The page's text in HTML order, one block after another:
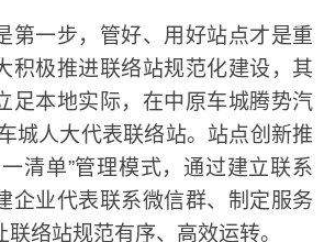
一步，管好、用好站点才是重
积极推进联络站规范化建设，其
足本地实际，在中原车城腾势汽
城人大代表联络站。站点创新推
清单”管理模式，通过建立联系
企业代表联系微信群、制定服务
络站规范有序、高效运转。